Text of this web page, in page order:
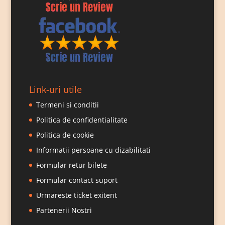
VIENEZsă rămână unul memorabil!
Producator: Ioan Vrasmas
Spectacol prezentat de Prestige Art
Production, companie dedicată promovării
Link-uri utile
Termeni si conditii
Politica de confidentialitate
Politica de cookie
Informatii persoane cu dizabilitati
Formular retur bilete
Formular contact suport
Urmareste ticket exitent
Partenerii Nostri